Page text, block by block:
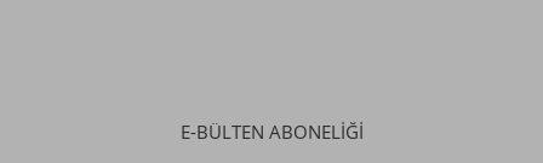
E-BÜLTEN ABONELİĞİ